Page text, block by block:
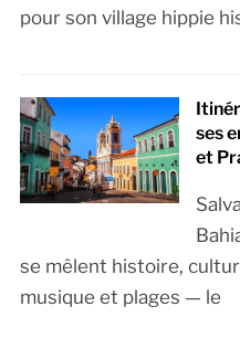
pour son village hippie
ses
et
se mêlent histoire,
musique et plages — le